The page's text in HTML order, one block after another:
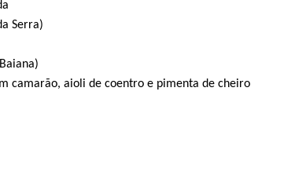
Serra)
camarão, aioli de coentro e pimenta de cheiro